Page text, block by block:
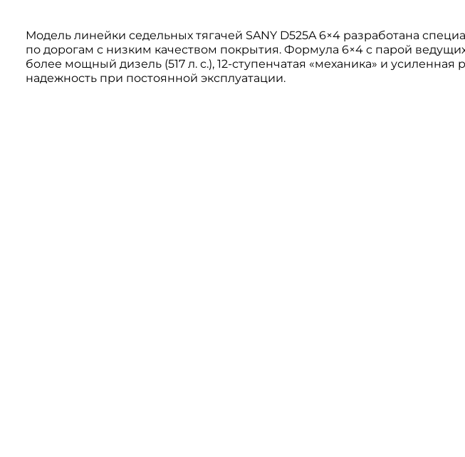
Модель линейки седельных тягачей SANY D525A 6×4 разработана
по дорогам с низким качеством покрытия. Формула 6×4 с парой
более мощный дизель (517 л. с.), 12-ступенчатая «механика» и
надежность при постоянной эксплуатации.